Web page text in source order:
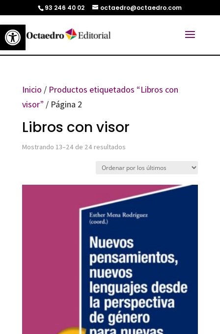
Abrir barra de herramientas
93 246 40 02 octaedro@octaedro.com
Inicio / Productos etiquetados “Libros con
visor” / Página 2
Libros con visor
Mostrando 13–24 de 24 resultadosOrdenado
últimos